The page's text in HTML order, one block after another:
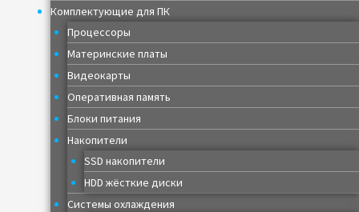
Комплектующие для ПК
Процессоры
Материнские платы
Видеокарты
Оперативная память
Блоки питания
Накопители
SSD накопители
HDD жёсткие диски
Системы охлаждения